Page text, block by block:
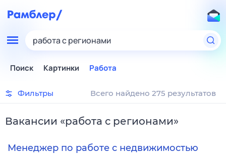
работа с регионами
Поиск Картинки Работа
Фильтры Всего найдено 275 результатов
Вакансии «работа с регионами»
Менеджер по работе с недвижимостью